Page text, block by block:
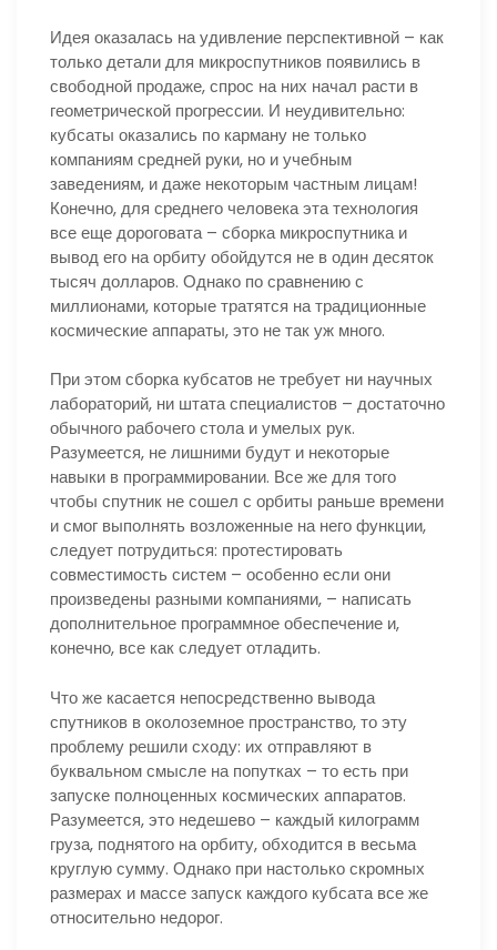
Идея оказалась на удивление перспективной – как
только детали для микроспутников появились в
свободной продаже, спрос на них начал расти в
геометрической прогрессии. И неудивительно:
кубсаты оказались по карману не только
компаниям средней руки, но и учебным
заведениям, и даже некоторым частным лицам!
Конечно, для среднего человека эта технология
все еще дороговата – сборка микроспутника и
вывод его на орбиту обойдутся не в один десяток
тысяч долларов. Однако по сравнению с
миллионами, которые тратятся на традиционные
космические аппараты, это не так уж много.
При этом сборка кубсатов не требует ни научных
лабораторий, ни штата специалистов – достаточно
обычного рабочего стола и умелых рук.
Разумеется, не лишними будут и некоторые
навыки в программировании. Все же для того
чтобы спутник не сошел с орбиты раньше времени
и смог выполнять возложенные на него функции,
следует потрудиться: протестировать
совместимость систем – особенно если они
произведены разными компаниями, – написать
дополнительное программное обеспечение и,
конечно, все как следует отладить.
Что же касается непосредственно вывода
спутников в околоземное пространство, то эту
проблему решили сходу: их отправляют в
буквальном смысле на попутках – то есть при
запуске полноценных космических аппаратов.
Разумеется, это недешево – каждый килограмм
груза, поднятого на орбиту, обходится в весьма
круглую сумму. Однако при настолько скромных
размерах и массе запуск каждого кубсата все же
относительно недорог.